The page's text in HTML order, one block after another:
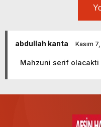
abdullah kanta Kasım
Mahzuni serif olacakti